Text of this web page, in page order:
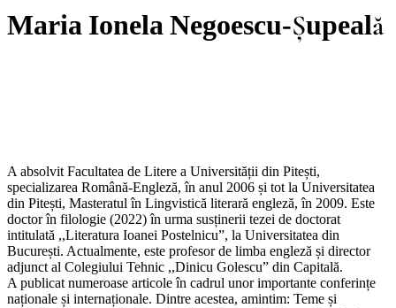
Maria Ionela Negoescu-Șupeală
A absolvit Facultatea de Litere a Universității din Pitești,
specializarea Română-Engleză, în anul 2006 și tot la Universitatea
din Pitești, Masteratul în Lingvistică literară engleză, în 2009. Este
doctor în filologie (2022) în urma susținerii tezei de doctorat
intitulată ,,Literatura Ioanei Postelnicu”, la Universitatea din
București. Actualmente, este profesor de limba engleză și director
adjunct al Colegiului Tehnic ,,Dinicu Golescu” din Capitală.
A publicat numeroase articole în cadrul unor importante conferințe
naționale și internaționale. Dintre acestea, amintim: Teme și